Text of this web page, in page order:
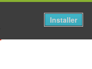
Installer